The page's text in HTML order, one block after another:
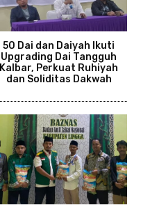
50 Dai dan Daiyah Ikuti
Upgrading Dai Tangguh
Kalbar, Perkuat Ruhiyah
dan Soliditas Dakwah